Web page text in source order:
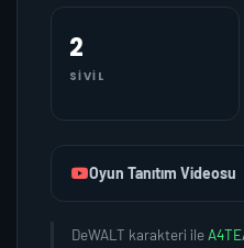
2
SIVIL
Oyun Tanıtım Videosu
DeWALT karakteri ile